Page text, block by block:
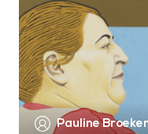
Pauline